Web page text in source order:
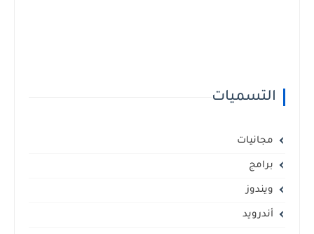
التسميات
مجانيات
ويندوز
أندرويد